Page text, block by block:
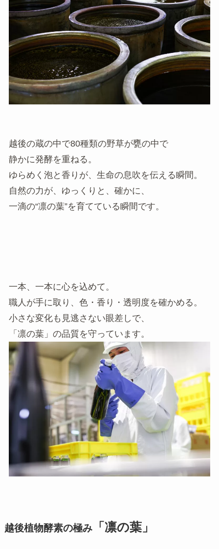
越後の蔵の中で80種類の野草が甕の中で
静かに発酵を重ねる。
ゆらめく泡と香りが、生命の息吹を伝える瞬間。
自然の力が、ゆっくりと、確かに、
一滴の“凛の葉”を育てている瞬間です。
一本、一本に心を込めて。
職人が手に取り、色・香り・透明度を確かめる。
小さな変化も見逃さない眼差しで、
「凛の葉」の品質を守っています。
越後植物酵素の極み「凛の葉」